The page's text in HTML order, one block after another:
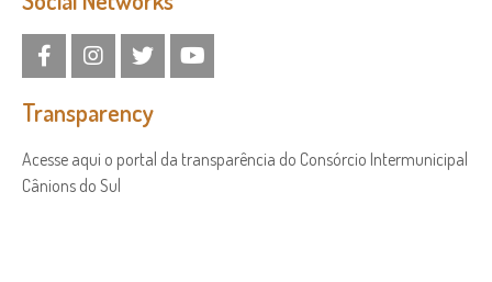
Transparency
Acesse aqui o portal da transparência do Consórcio Intermunicipal
Cânions do Sul